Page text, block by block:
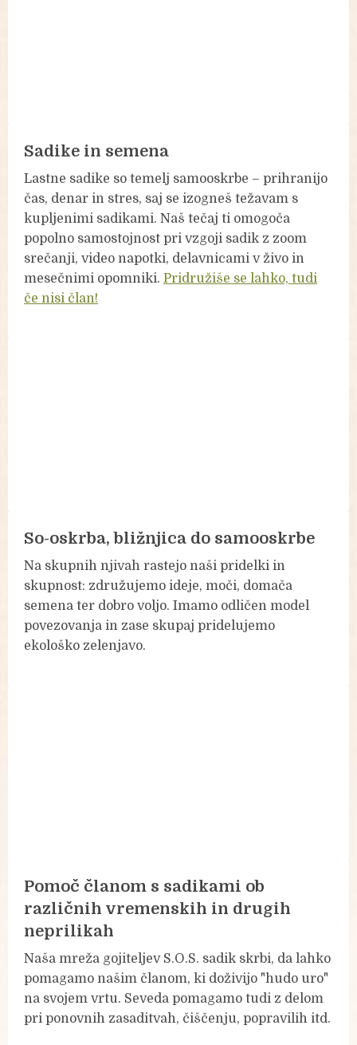
Sadike in semena
Lastne sadike so temelj samooskrbe – prihranijo
čas, denar in stres, saj se izogneš težavam s
kupljenimi sadikami. Naš tečaj ti omogoča
popolno samostojnost pri vzgoji sadik z zoom
srečanji, video napotki, delavnicami v živo in
mesečnimi opomniki. Pridružiše se lahko, tudi
če nisi član!
So-oskrba, bližnjica do samooskrbe
Na skupnih njivah rastejo naši pridelki in
skupnost: združujemo ideje, moči, domača
semena ter dobro voljo. Imamo odličen model
povezovanja in zase skupaj pridelujemo
ekološko zelenjavo.
Pomoč članom s sadikami ob
različnih vremenskih in drugih
neprilikah
Naša mreža gojiteljev S.O.S. sadik skrbi, da lahko
pomagamo našim članom, ki doživijo "hudo uro"
na svojem vrtu. Seveda pomagamo tudi z delom
pri ponovnih zasaditvah, čiščenju, popravilih itd.